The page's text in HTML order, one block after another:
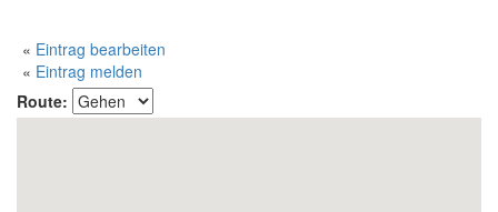
« Eintrag bearbeiten
« Eintrag melden
Route: